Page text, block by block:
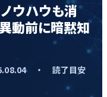
ウハウも消
動前に暗黙知
・ 読了目安